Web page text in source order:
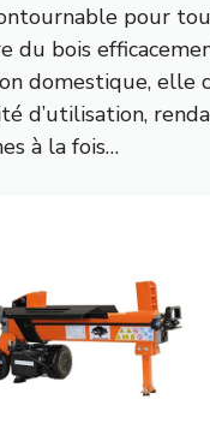
pour
du bois
domestique, elle
d’utilisation,
à la fois…